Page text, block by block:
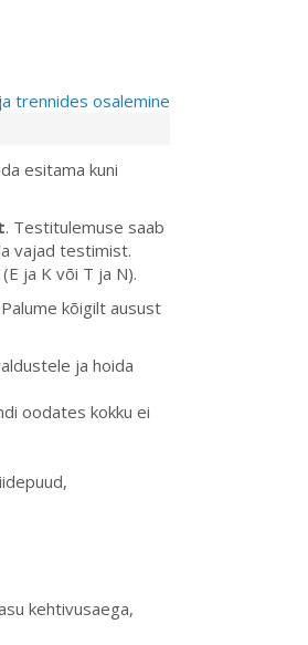
esitama kuni
. Testitulemuse saab
vajad testimist.
ja K või T ja N).
kõigilt ausust
ja hoida
oodates kokku ei
kehtivusaega,